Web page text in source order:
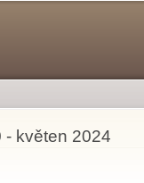
zde
- květen 2024